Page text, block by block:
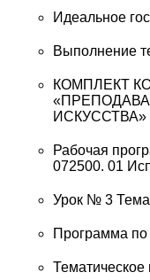
Идеальное
Выполнение
КОМПЛЕКТ
ИСКУССТВА»
Рабочая
072500. 01
Урок № 3
Программа